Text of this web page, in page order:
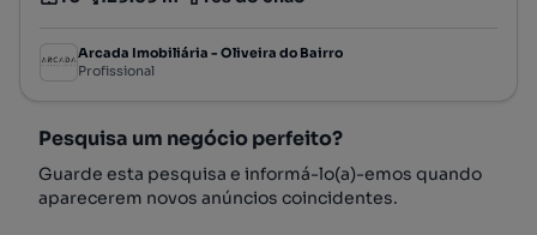
Tipologia
Preço por metro quadrado
Andar
Arcada Imobiliária - Oliveira do Bairro
Profissional
Pesquisa um negócio perfeito?
Guarde esta pesquisa e informá-lo(a)-emos quando
aparecerem novos anúncios coincidentes.